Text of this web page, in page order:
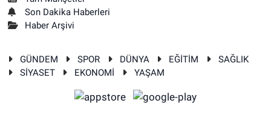
Son Dakika Haberleri
Haber Arşivi
GÜNDEM SPOR DÜNYA EĞİTİM
SAĞLIK
SİYASET
EKONOMİ YAŞAM